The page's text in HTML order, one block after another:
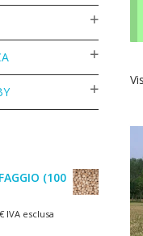
(100
€ IVA esclusa